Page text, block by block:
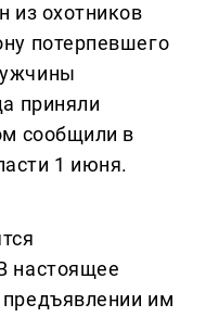
из охотников
потерпевшего
приняли
сообщили в
1 июня.
настоящее
им